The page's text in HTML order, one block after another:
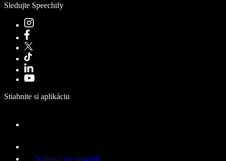
Sledujte Speechify
Stiahnite si aplikáciu
Stiahnuť pre macOS